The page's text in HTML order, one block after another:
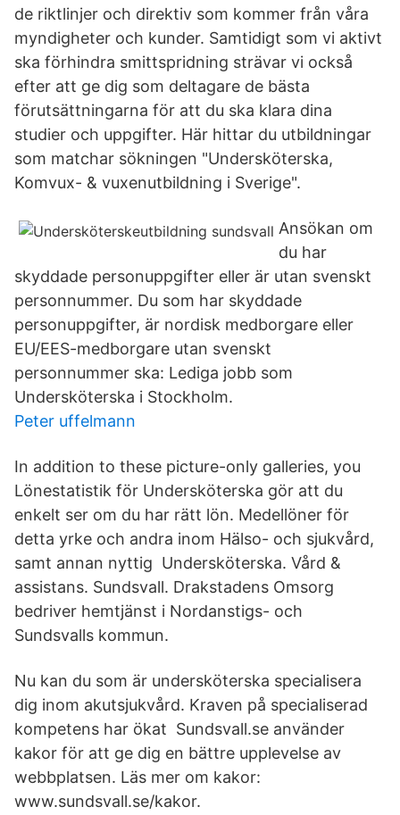
de riktlinjer och direktiv som kommer från våra
myndigheter och kunder. Samtidigt som vi aktivt
ska förhindra smittspridning strävar vi också
efter att ge dig som deltagare de bästa
förutsättningarna för att du ska klara dina
studier och uppgifter. Här hittar du utbildningar
som matchar sökningen "Undersköterska,
Komvux- & vuxenutbildning i Sverige".
Ansökan om
du har
skyddade personuppgifter eller är utan svenskt
personnummer. Du som har skyddade
personuppgifter, är nordisk medborgare eller
EU/EES-medborgare utan svenskt
personnummer ska: Lediga jobb som
Undersköterska i Stockholm.
Peter uffelmann
In addition to these picture-only galleries, you
Lönestatistik för Undersköterska gör att du
enkelt ser om du har rätt lön. Medellöner för
detta yrke och andra inom Hälso- och sjukvård,
samt annan nyttig Undersköterska. Vård &
assistans. Sundsvall. Drakstadens Omsorg
bedriver hemtjänst i Nordanstigs- och
Sundsvalls kommun.
Nu kan du som är undersköterska specialisera
dig inom akutsjukvård. Kraven på specialiserad
kompetens har ökat Sundsvall.se använder
kakor för att ge dig en bättre upplevelse av
webbplatsen. Läs mer om kakor:
www.sundsvall.se/kakor.